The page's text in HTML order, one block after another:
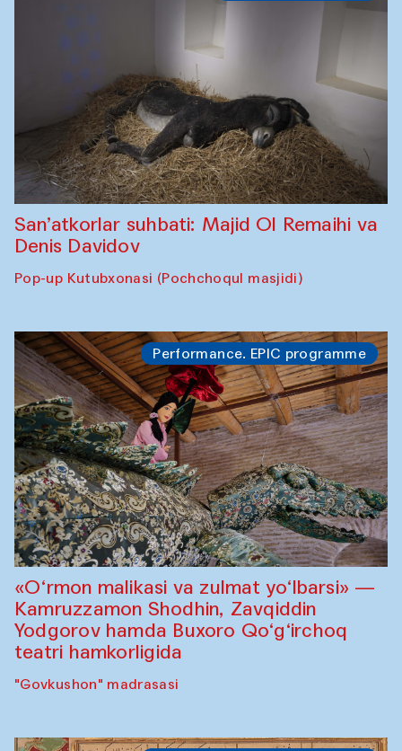
San’atkorlar suhbati: Majid Ol Remaihi va
Denis Davidov
Pop-up Kutubxonasi (Pochchoqul masjidi)
Performance. EPIC programme
«O‘rmon malikasi va zulmat yo‘lbarsi» —
Kamruzzamon Shodhin, Zavqiddin
Yodgorov hamda Buxoro Qo‘g‘irchoq
teatri hamkorligida
"Govkushon" madrasasi